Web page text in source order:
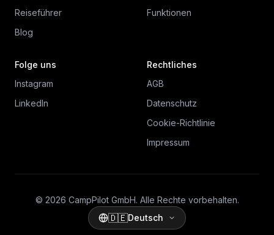
Reiseführer
Blog
Funktionen
Folge uns
Instagram
LinkedIn
Rechtliches
AGB
Datenschutz
Cookie-Richtlinie
Impressum
© 2026 CampPilot GmbH. Alle Rechte vorbehalten.
🇩🇪Deutsch